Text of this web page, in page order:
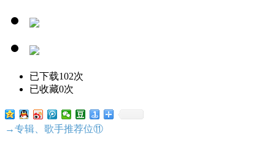
已下载102次
已收藏0次
→专辑、歌手推荐位⑪